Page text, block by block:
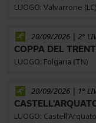
LUOGO: Valvarrone (LC)
20/09/2026 | 2°
COPPA DEL
LUOGO: Folgaria (TN)
20/09/2026 | 1°
LUOGO: